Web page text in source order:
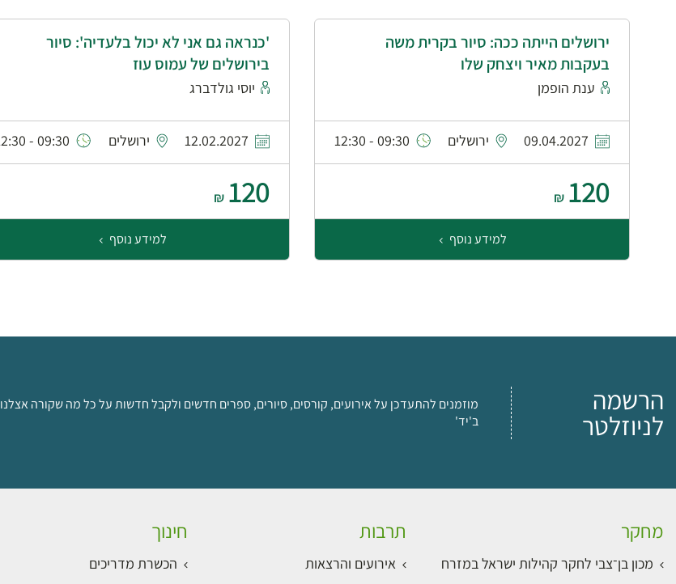
ירושלים הייתה ככה: סיור בקרית משה
בעקבות מאיר ויצחק שלו
ענת הופמן
09.04.2027 ירושלים 09:30 - 12:30
120
₪
למידע נוסף
'כנראה גם אני לא יכול בלעדיה': סיור
בירושלים של עמוס עוז
יוסי גולדברג
12.02.2027 ירושלים 09:30 - 12:30
120
₪
למידע נוסף
הרשמה
לניוזלטר
מוזמנים להתעדכן על אירועים, קורסים, סיורים, ספרים חדשים ולקבל חדשות על כל מה שקורה אצלנו
ב'יד'
מחקר
מכון בן־צבי לחקר קהילות ישראל במזרח
תרבות
אירועים והרצאות
חינוך
הכשרת מדריכים